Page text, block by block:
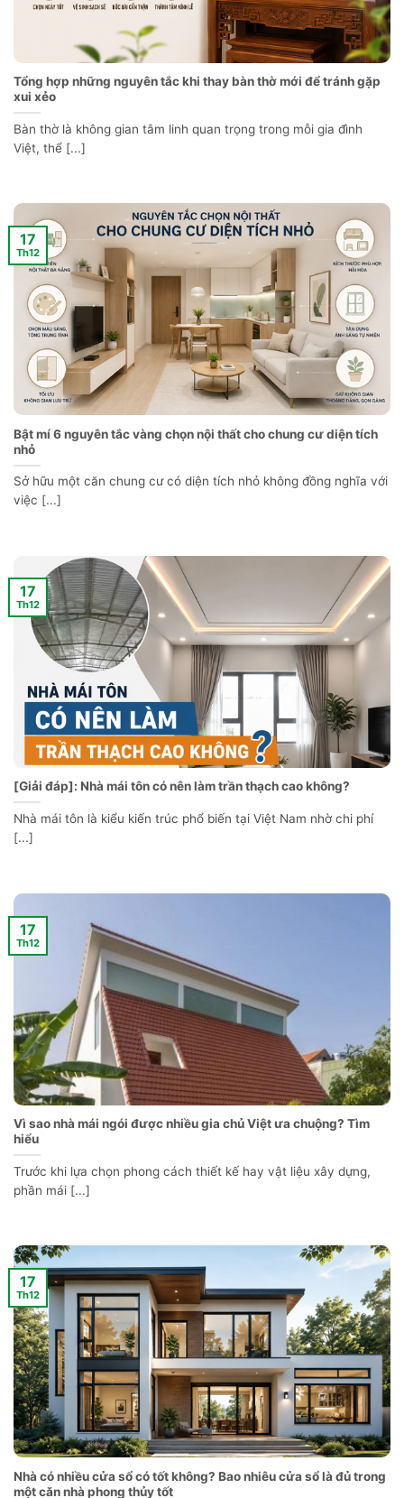
Tổng hợp những nguyên tắc khi thay bàn thờ mới để tránh gặp
xui xẻo
Bàn thờ là không gian tâm linh quan trọng trong mỗi gia đình
Việt, thể [...]
Bật mí 6 nguyên tắc vàng chọn nội thất cho chung cư diện tích
nhỏ
Sở hữu một căn chung cư có diện tích nhỏ không đồng nghĩa với
việc [...]
17
Th12
[Giải đáp]: Nhà mái tôn có nên làm trần thạch cao không?
Nhà mái tôn là kiểu kiến trúc phổ biến tại Việt Nam nhờ chi phí
[...]
17
Th12
Vì sao nhà mái ngói được nhiều gia chủ Việt ưa chuộng? Tìm
hiểu
Trước khi lựa chọn phong cách thiết kế hay vật liệu xây dựng,
phần mái [...]
17
Th12
Nhà có nhiều cửa sổ có tốt không? Bao nhiêu cửa sổ là đủ trong
một căn nhà phong thủy tốt
17
Th12